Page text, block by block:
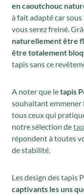
en caoutchouc
à fait adapté car
vous serez freiné.
naturellement être
être totalement
tapis sans ce
A noter que letapis
souhaitant
tous ceux qui
notre sélection de
répondent à toutes
de stabilité.
Les design des tapis
captivants les uns